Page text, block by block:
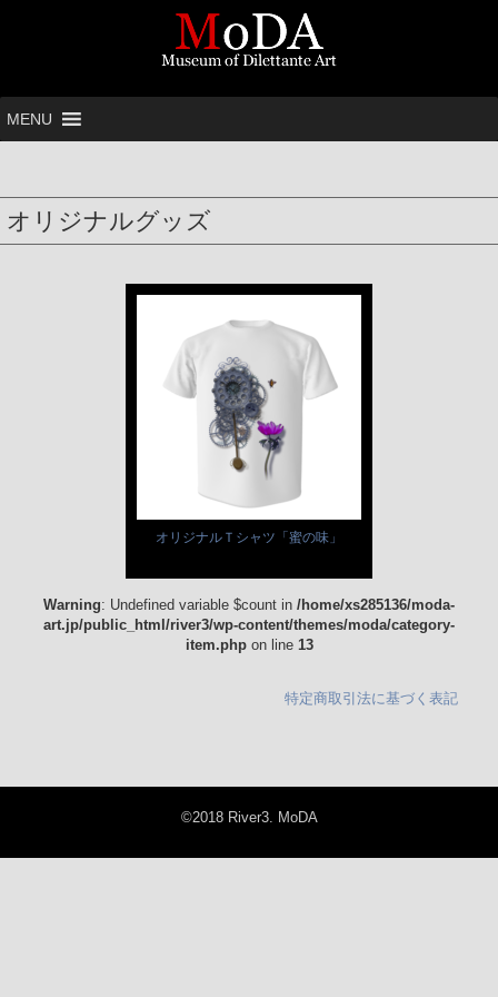
MENU
オリジナルグッズ
オリジナルＴシャツ「蜜の味」
Warning: Undefined variable $count in /home/xs285136/moda-
art.jp/public_html/river3/wp-content/themes/moda/category-
item.phpon line 13
特定商取引法に基づく表記
©2018 River3. MoDA